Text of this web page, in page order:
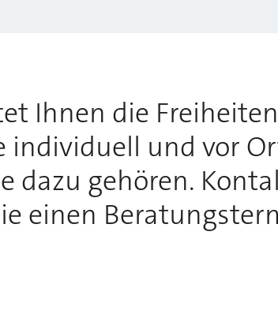
Ihnen die
individuell und vor
dazu gehören.
einen